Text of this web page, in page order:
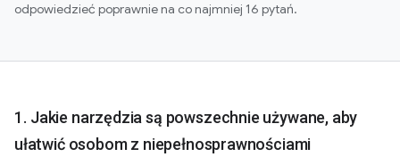
odpowiedzieć poprawnie na co najmniej 16 pytań.
Jakie narzędzia są powszechnie używane, aby
ułatwić osobom z niepełnosprawnościami